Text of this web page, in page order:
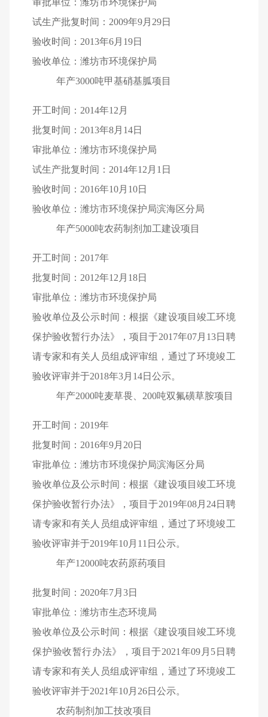
试生产批复时间：2009年9月29日
验收时间：2013年6月19日
验收单位：潍坊市环境保护局
年产3000吨甲基硝基胍项目
开工时间：2014年12月
批复时间：2013年8月14日
审批单位：潍坊市环境保护局
试生产批复时间：2014年12月1日
验收时间：2016年10月10日
验收单位：潍坊市环境保护局滨海区分局
年产5000吨农药制剂加工建设项目
开工时间：2017年
批复时间：2012年12月18日
审批单位：潍坊市环境保护局
验收单位及公示时间：根据《建设项目竣工环境
保护验收暂行办法》，项目于2017年07月13日聘
请专家和有关人员组成评审组，通过了环境竣工
验收评审并于2018年3月14日公示。
年产2000吨麦草畏、200吨双氟磺草胺项目
开工时间：2019年
批复时间：2016年9月20日
审批单位：潍坊市环境保护局滨海区分局
验收单位及公示时间：根据《建设项目竣工环境
保护验收暂行办法》，项目于2019年08月24日聘
请专家和有关人员组成评审组，通过了环境竣工
验收评审并于2019年10月11日公示。
年产12000吨农药原药项目
批复时间：2020年7月3日
审批单位：潍坊市生态环境局
验收单位及公示时间：根据《建设项目竣工环境
保护验收暂行办法》，项目于2021年09月5日聘
请专家和有关人员组成评审组，通过了环境竣工
验收评审并于2021年10月26日公示。
农药制剂加工技改项目